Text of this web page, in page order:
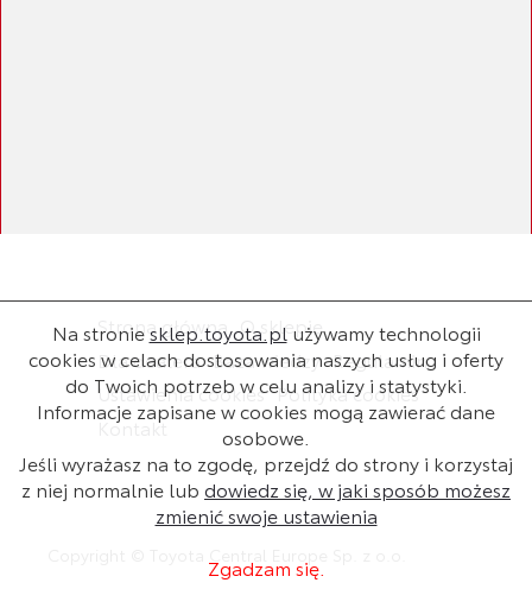
Strona główna O sklepie
Dla dealera Baza wiedzy Regulamin
Ustawienia cookies Polityka cookies
Kontakt
Na stroniesklep.toyota.pl używamy technologii
cookies w celach dostosowania naszych usług i oferty
do Twoich potrzeb w celu analizy i statystyki.
Informacje zapisane w cookies mogą zawierać dane
osobowe.
Jeśli wyrażasz na to zgodę, przejdź do strony i korzystaj
z niej normalnie lub dowiedz się, w jaki sposób możesz
zmienić swoje ustawienia
Zgadzam się.